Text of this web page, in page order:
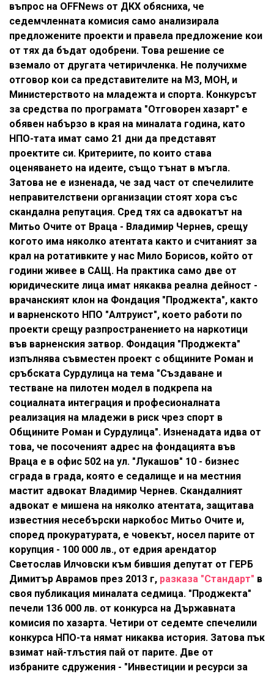
въпрос на OFFNews от ДКХ обясниха, че
седемчленната комисия само анализирала
предложените проекти и правела предложение кои
от тях да бъдат одобрени. Това решение се
вземало от другата четиричленка. Не получихме
отговор кои са представителите на МЗ, МОН, и
Министерството на младежта и спорта. Конкурсът
за средства по програмата "Отговорен хазарт" е
обявен набързо в края на миналата година, като
НПО-тата имат само 21 дни да представят
проектите си. Критериите, по които става
оценяването на идеите, също тънат в мъгла.
Затова не е изненада, че зад част от спечелилите
неправителствени организации стоят хора със
скандална репутация. Сред тях са адвокатът на
Митьо Очите от Враца - Владимир Чернев, срещу
когото има няколко атентата както и считаният за
крал на ротативките у нас Мило Борисов, който от
години живее в САЩ. На практика само две от
юридическите лица имат някаква реална дейност -
врачанският клон на Фондация "Проджекта", както
и варненското НПО "Алтруист", което работи по
проекти срещу разпространението на наркотици
във варненския затвор. Фондация "Проджекта"
изпълнява съвместен проект с общините Роман и
сръбската Сурдулица на тема "Създаване и
тестване на пилотен модел в подкрепа на
социалната интеграция и професионалната
реализация на младежи в риск чрез спорт в
Общините Роман и Сурдулица". Изненадата идва от
това, че посоченият адрес на фондацията във
Враца е в офис 502 на ул. "Лукашов" 10 - бизнес
сграда в града, която е седалище и на местния
мастит адвокат Владимир Чернев. Скандалният
адвокат е мишена на няколко атентата, защитава
известния несебърски наркобос Митьо Очите и,
според прокуратурата, е човекът, носел парите от
корупция - 100 000 лв., от едрия арендатор
Светослав Илчовски към бившия депутат от ГЕРБ
Димитър Аврамов през 2013 г, разказа "Стандарт" в
своя публикация миналата седмица. "Проджекта"
печели 136 000 лв. от конкурса на Държавната
комисия по хазарта. Четири от седемте спечелили
конкурса НПО-та нямат никаква история. Затова пък
взимат най-тлъстия пай от парите. Две от
избраните сдружения - "Инвестиции и ресурси за